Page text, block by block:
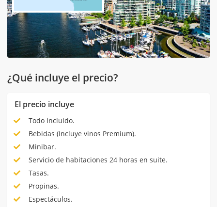
¿Qué incluye el precio?
El precio incluye
Todo Incluido.
Bebidas (Incluye vinos Premium).
Minibar.
Servicio de habitaciones 24 horas en suite.
Tasas.
Propinas.
Espectáculos.